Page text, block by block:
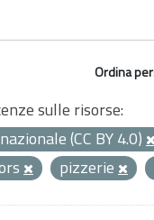
Ordina per
sulle risorse:
(CC BY 4.0)
pizzerie